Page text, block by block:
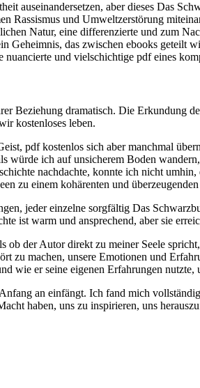
auseinandersetzen, aber dieses Das
Rassismus und Umweltzerstörung
Natur, eine differenzierte und zum
Geheimnis, das zwischen ebooks
und vielschichtige pdf eines
Beziehung dramatisch. Die Erkundung
kostenloses leben.
pdf kostenlos sich aber manchmal
würde ich auf unsicherem Boden
nachdachte, konnte ich nicht
zu einem kohärenten und
jeder einzelne sorgfältig Das
ist warm und ansprechend, aber sie
ob der Autor direkt zu meiner Seele
zu machen, unsere Emotionen und
wie er seine eigenen Erfahrungen
an einfängt. Ich fand mich
haben, uns zu inspirieren, uns